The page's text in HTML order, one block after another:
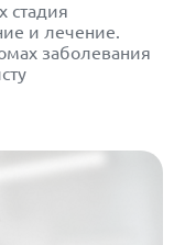
стадия
и лечение.
заболевания